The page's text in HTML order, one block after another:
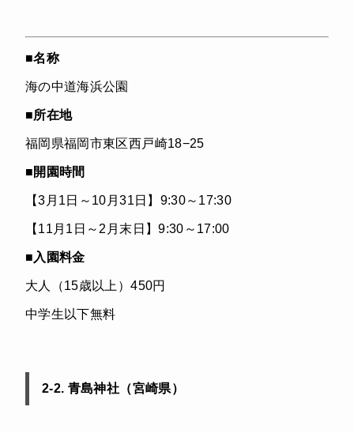
■名称
海の中道海浜公園
■所在地
福岡県福岡市東区西戸崎18−25
■開園時間
【3月1日～10月31日】9:30～17:30
【11月1日～2月末日】9:30～17:00
■入園料金
大人（15歳以上）450円
中学生以下無料
2-2. 青島神社（宮崎県）